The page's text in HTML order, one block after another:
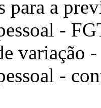
para a
-
variação
-